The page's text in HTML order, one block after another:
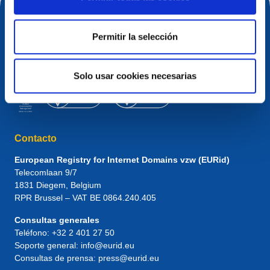
Permitir la selección
Solo usar cookies necesarias
Contacto
European Registry for Internet Domains vzw (EURid)
Telecomlaan 9/7
1831 Diegem , Belgium
RPR Brussel – VAT BE 0864.240.405
Consultas generales
Teléfono: +32 2 401 27 50
Soporte general: info@eurid.eu
Consultas de prensa: press@eurid.eu